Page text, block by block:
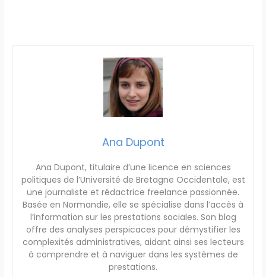
Ana Dupont
Ana Dupont, titulaire d’une licence en sciences
politiques de l’Université de Bretagne Occidentale, est
une journaliste et rédactrice freelance passionnée.
Basée en Normandie, elle se spécialise dans l’accès à
l’information sur les prestations sociales. Son blog
offre des analyses perspicaces pour démystifier les
complexités administratives, aidant ainsi ses lecteurs
à comprendre et à naviguer dans les systèmes de
prestations.